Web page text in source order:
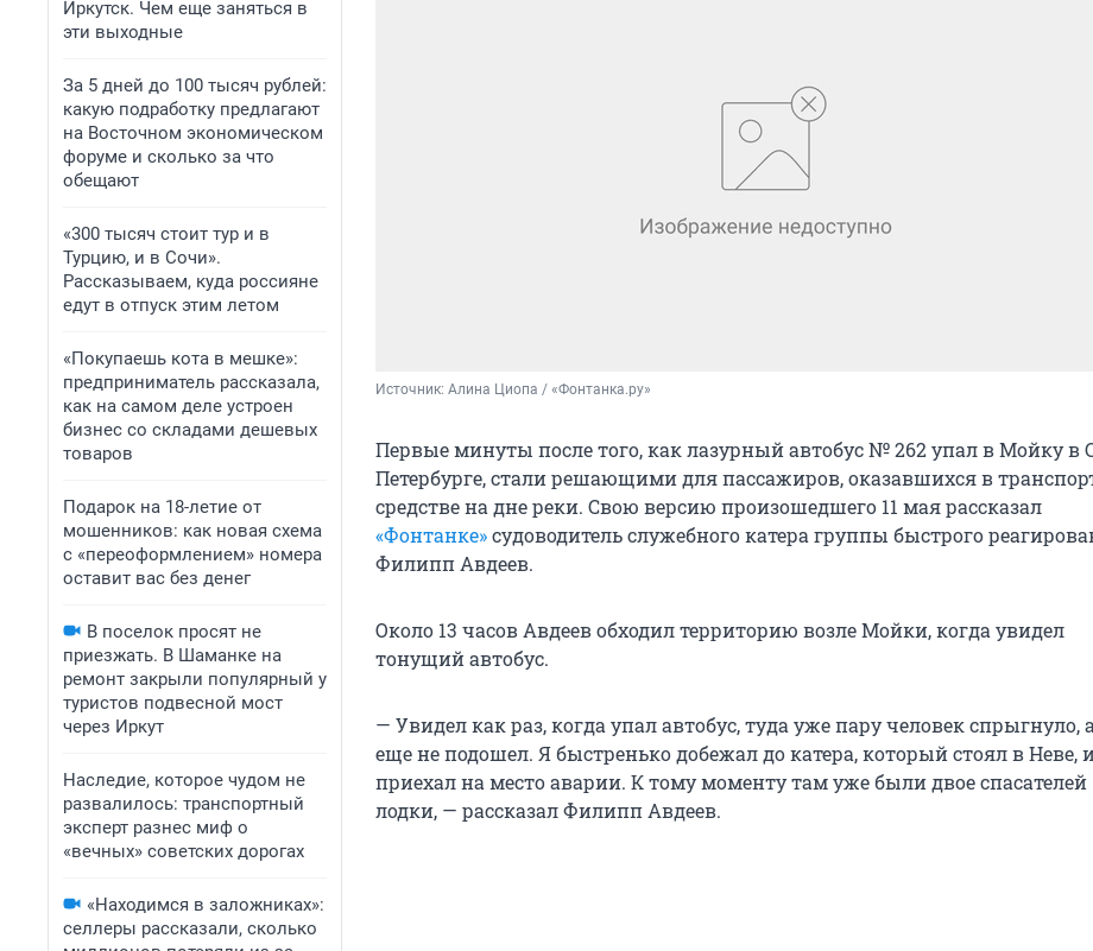
Иркутск. Чем еще заняться в
эти выходные
За 5 дней до 100 тысяч рублей:
какую подработку предлагают
на Восточном экономическом
форуме и сколько за что
обещают
«300 тысяч стоит тур и в
Турцию, и в Сочи».
Рассказываем, куда россияне
едут в отпуск этим летом
«Покупаешь кота в мешке»:
предприниматель рассказала,
как на самом деле устроен
бизнес со складами дешевых
товаров
Подарок на 18-летие от
мошенников: как новая схема
с «переоформлением» номера
оставит вас без денег
В поселок просят не
приезжать. В Шаманке на
ремонт закрыли популярный у
туристов подвесной мост
через Иркут
Наследие, которое чудом не
развалилось: транспортный
эксперт разнес миф о
«вечных» советских дорогах
«Находимся в заложниках»:
селлеры рассказали, сколько
Источник: Алина Циопа / «Фонтанка.ру»
Первые минуты после того, как лазурный автобус № 262 упал в Мойку в
Петербурге, стали решающими для пассажиров, оказавшихся в
средстве на дне реки. Свою версию произошедшего 11 мая рассказал
«Фонтанке»судоводитель служебного катера группы быстрого
Филипп Авдеев.
Около 13 часов Авдеев обходил территорию возле Мойки, когда увидел
тонущий автобус.
— Увидел как раз, когда упал автобус, туда уже пару человек спрыгнуло,
еще не подошел. Я быстренько добежал до катера, который стоял в Неве,
приехал на место аварии. К тому моменту там уже были двое спасателей
лодки, — рассказал Филипп Авдеев.